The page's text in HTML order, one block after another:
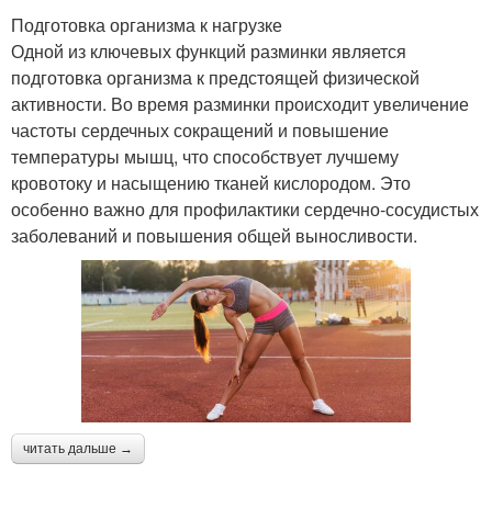
Подготовка организма к нагрузке
Одной из ключевых функций разминки является
подготовка организма к предстоящей физической
активности. Во время разминки происходит увеличение
частоты сердечных сокращений и повышение
температуры мышц, что способствует лучшему
кровотоку и насыщению тканей кислородом. Это
особенно важно для профилактики сердечно-сосудистых
заболеваний и повышения общей выносливости.
читать дальше →